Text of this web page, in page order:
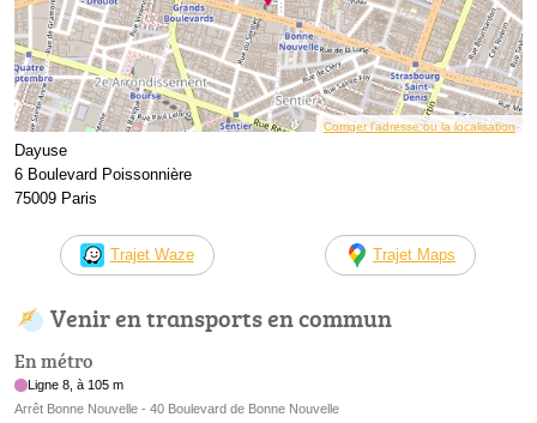
Corriger l’adresse ou la localisation
Dayuse
6 Boulevard Poissonnière
75009 Paris
Trajet Waze Trajet Maps
Venir en transports en commun
En métro
Ligne 8, à 105 m
Arrêt Bonne Nouvelle - 40 Boulevard de Bonne Nouvelle